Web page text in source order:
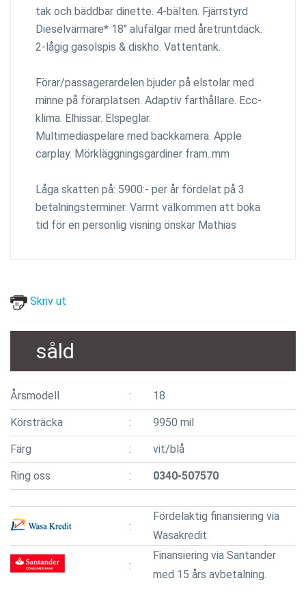
tak och bäddbar dinette. 4-bälten. Fjärrstyrd
Dieselvärmare* 18" alufälgar med åretruntdäck.
2-lågig gasolspis & diskho. Vattentank.
Förar/passagerardelen bjuder på elstolar med
minne på förarplatsen. Adaptiv farthållare. Ecc-
klima. Elhissar. Elspeglar.
Multimediaspelare med backkamera. Apple
carplay. Mörkläggningsgardiner fram..mm
Låga skatten på: 5900:- per år fördelat på 3
betalningsterminer. Varmt välkommen att boka
tid för en personlig visning önskar Mathias
Skriv ut
såld
Årsmodell 18
Körsträcka 9950 mil
Färg vit/blå
Ring oss 0340-507570
Fördelaktig finansiering via
Wasakredit.
Finansiering via Santander
med 15 års avbetalning.